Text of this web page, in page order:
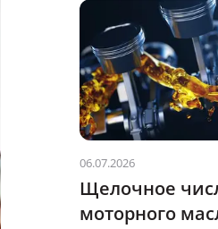
06.07.2026
Щелочное
моторного